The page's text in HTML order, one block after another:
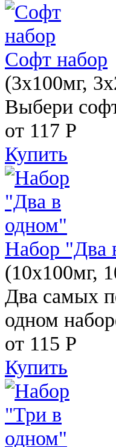
Софт набор
(3x100мг,
Выбери
от 117 Р
Купить
Набор "Два
(10x100мг,
Два самых
одном
от 115 Р
Купить